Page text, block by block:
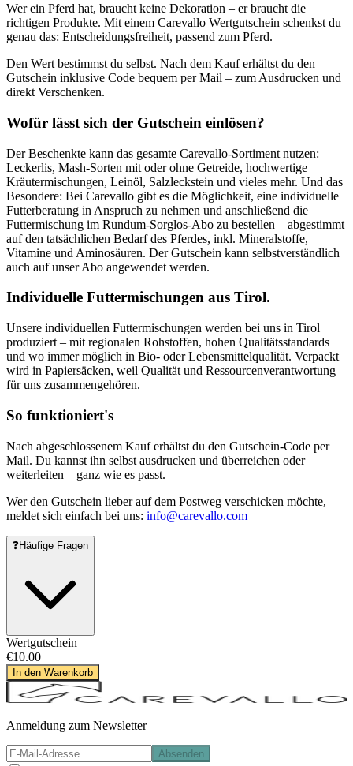
Wer ein Pferd hat, braucht keine Dekoration – er braucht die
richtigen Produkte. Mit einem Carevallo Wertgutschein schenkst du
genau das: Entscheidungsfreiheit, passend zum Pferd.
Den Wert bestimmst du selbst. Nach dem Kauf erhältst du den
Gutschein inklusive Code bequem per Mail – zum Ausdrucken und
direkt Verschenken.
Wofür lässt sich der Gutschein einlösen?
Der Beschenkte kann das gesamte Carevallo-Sortiment nutzen:
Leckerlis, Mash-Sorten mit oder ohne Getreide, hochwertige
Kräutermischungen, Leinöl, Salzleckstein und vieles mehr. Und das
Besondere: Bei Carevallo gibt es die Möglichkeit, eine individuelle
Futterberatung in Anspruch zu nehmen und anschließend die
Futtermischung im Rundum-Sorglos-Abo zu bestellen – abgestimmt
auf den tatsächlichen Bedarf des Pferdes, inkl. Mineralstoffe,
Vitamine und Aminosäuren. Der Gutschein kann selbstverständlich
auch auf unser Abo angewendet werden.
Individuelle Futtermischungen aus Tirol.
Unsere individuellen Futtermischungen werden bei uns in Tirol
produziert – mit regionalen Rohstoffen, hohen Qualitätsstandards
und wo immer möglich in Bio- oder Lebensmittelqualität. Verpackt
wird in Papiersäcken, weil Qualität und Ressourcenverantwortung
für uns zusammengehören.
So funktioniert's
Nach abgeschlossenem Kauf erhältst du den Gutschein-Code per
Mail. Du kannst ihn selbst ausdrucken und überreichen oder
weiterleiten – ganz wie es passt.
Wer den Gutschein lieber auf dem Postweg verschicken möchte,
meldet sich einfach bei uns: info@carevallo.com
❓Häufige Fragen
Wertgutschein
€10.00
In den Warenkorb
Anmeldung zum Newsletter
Absenden